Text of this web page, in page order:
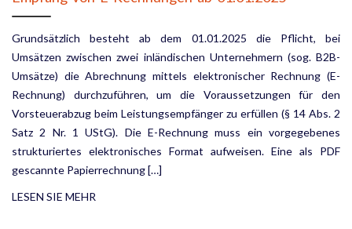
Grundsätzlich besteht ab dem 01.01.2025 die Pflicht, bei
Umsätzen zwischen zwei inländischen Unterneh­mern (sog. B2B-
Umsätze) die Abrechnung mittels elektronischer Rechnung (E-
Rechnung) durchzuführen, um die Voraussetzungen für den
Vorsteuerabzug beim Leistungsempfänger zu erfüllen (§ 14 Abs. 2
Satz 2 Nr. 1 UStG). Die E-Rechnung muss ein vorgegebenes
strukturiertes elektronisches Format aufweisen. Eine als PDF
gescannte Papierrechnung […]
LESEN SIE MEHR